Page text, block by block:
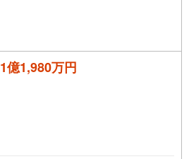
1億1,980万円